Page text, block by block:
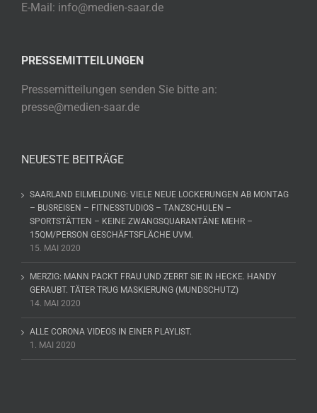
E-Mail: info@medien-saar.de
PRESSEMITTEILUNGEN
Pressemitteilungen senden Sie bitte an:
presse@medien-saar.de
NEUESTE BEITRÄGE
SAARLAND EILMELDUNG: VIELE NEUE LOCKERUNGEN AB MONTAG
– BUSREISEN – FITNESSTUDIOS – TANZSCHULEN –
SPORTSTÄTTEN – KEINE ZWANGSQUARANTÄNE MEHR –
15QM/PERSON GESCHÄFTSFLÄCHE UVM.
15. MAI 2020
MERZIG: MANN PACKT FRAU UND ZERRT SIE IN HECKE. HANDY
GERAUBT. TÄTER TRUG MASKIERUNG (MUNDSCHUTZ)
14. MAI 2020
ALLE CORONA VIDEOS IN EINER PLAYLIST.
1. MAI 2020